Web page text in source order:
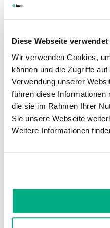
Diese Webseite
Wir verwenden Cookies,
können und die Zugriffe
Verwendung unserer
führen diese Informationen
die sie im Rahmen Ihrer
Sie unsere Webseite
Weitere Informationen
Utile
Informations
Personnel
médecins
Réseaux sociaux